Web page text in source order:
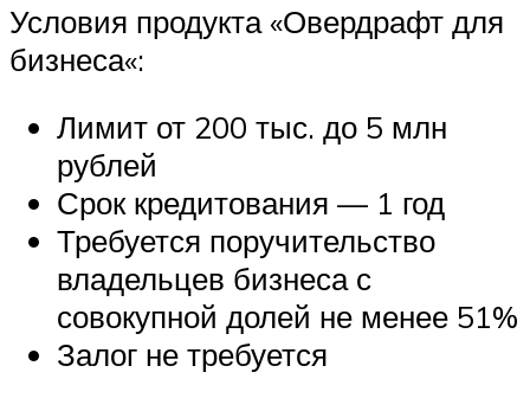
Условия продукта «Овердрафт для
бизнеса«:
Лимит от 200 тыс. до 5 млн
рублей
Срок кредитования — 1 год
Требуется поручительство
владельцев бизнеса с
совокупной долей не менее 51%
Залог не требуется